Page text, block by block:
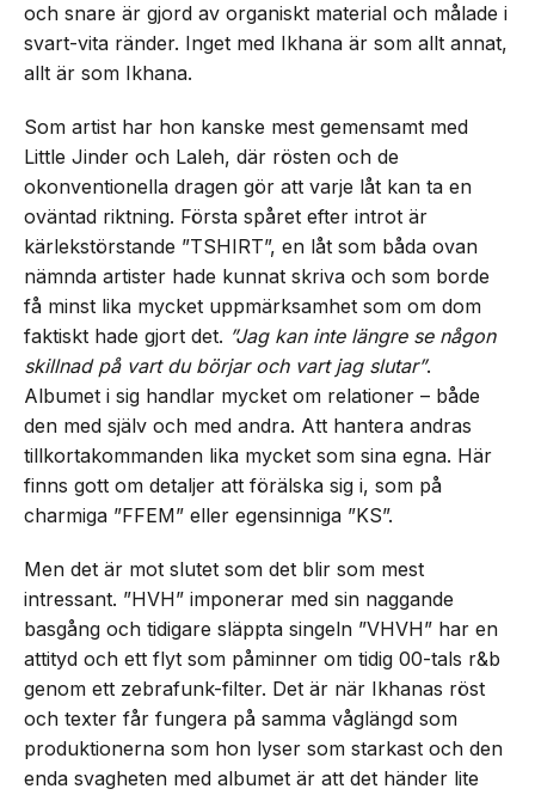
och snare är gjord av organiskt material och målade i
svart-vita ränder. Inget med Ikhana är som allt annat,
allt är som Ikhana.
Som artist har hon kanske mest gemensamt med
Little Jinder och Laleh, där rösten och de
okonventionella dragen gör att varje låt kan ta en
oväntad riktning. Första spåret efter introt är
kärlekstörstande ”TSHIRT”, en låt som båda ovan
nämnda artister hade kunnat skriva och som borde
få minst lika mycket uppmärksamhet som om dom
faktiskt hade gjort det. ”Jag kan inte längre se någon
skillnad på vart du börjar och vart jag slutar”.
Albumet i sig handlar mycket om relationer – både
den med själv och med andra. Att hantera andras
tillkortakommanden lika mycket som sina egna. Här
finns gott om detaljer att förälska sig i, som på
charmiga ”FFEM” eller egensinniga ”KS”.
Men det är mot slutet som det blir som mest
intressant. ”HVH” imponerar med sin naggande
basgång och tidigare släppta singeln ”VHVH” har en
attityd och ett flyt som påminner om tidig 00-tals r&b
genom ett zebrafunk-filter. Det är när Ikhanas röst
och texter får fungera på samma våglängd som
produktionerna som hon lyser som starkast och den
enda svagheten med albumet är att det händer lite